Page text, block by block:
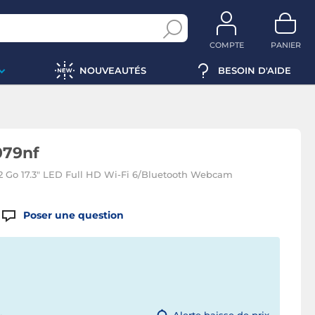
COMPTE PANIER
NOUVEAUTÉS BESOIN D'AIDE
Go 17.3" LED Full HD Wi-Fi 6/Bluetooth Webcam
Poser une question